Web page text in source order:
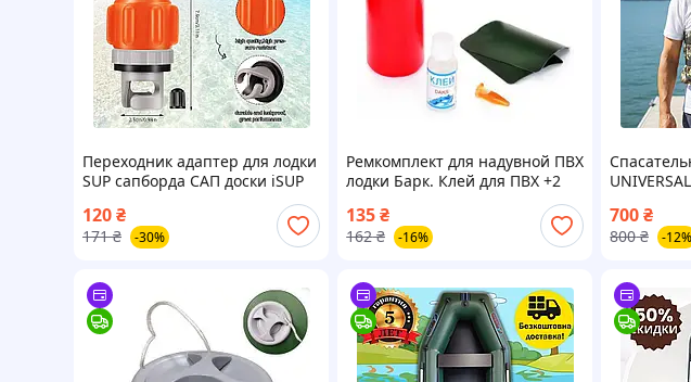
Переходник адаптер для лодки
SUP сапборда САП доски iSUP
компрессора
120₴
171 ₴ -30%
Ремкомплект для надувной ПВХ
лодки Барк. Клей для ПВХ +2
латки. Лодочный ремкомплект.
135₴
162 ₴ -16%
700₴
800 ₴ -12%